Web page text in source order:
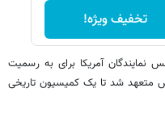
تخفیف ویژه!
آمریکا برای به رسمیت
متعهد شد تا یک کمیسیون تاریخی